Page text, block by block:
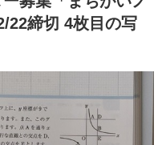
22締切 4枚目の写